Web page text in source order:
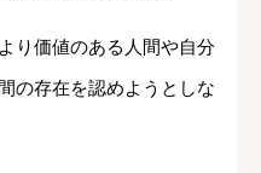
り価値のある人間や自分
の存在を認めようとしな